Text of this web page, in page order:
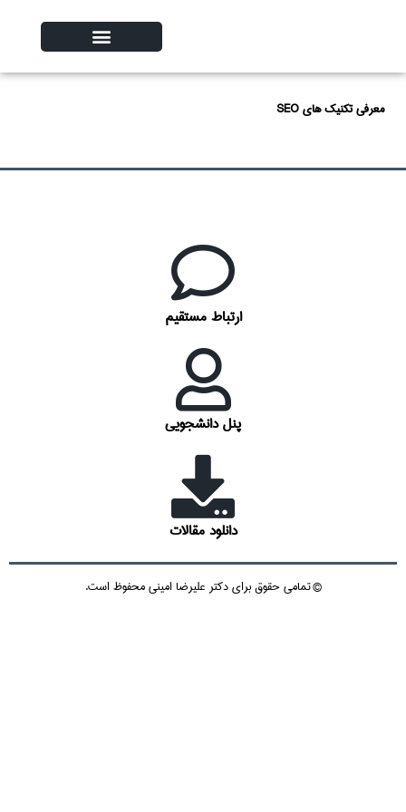
معرفی تکنیک های SEO
ارتباط مستقیم
پنل دانشجویی
دانلود مقالات
© تمامی حقوق برای دکتر علیرضا امینی محفوظ است.